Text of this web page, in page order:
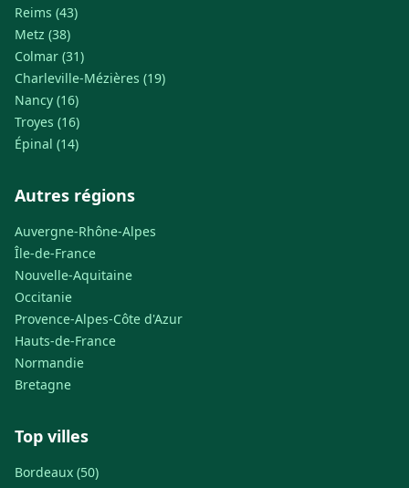
Reims (43)
Metz (38)
Colmar (31)
Charleville-Mézières (19)
Nancy (16)
Troyes (16)
Épinal (14)
Autres régions
Auvergne-Rhône-Alpes
Île-de-France
Nouvelle-Aquitaine
Occitanie
Provence-Alpes-Côte d'Azur
Hauts-de-France
Normandie
Bretagne
Top villes
Bordeaux (50)